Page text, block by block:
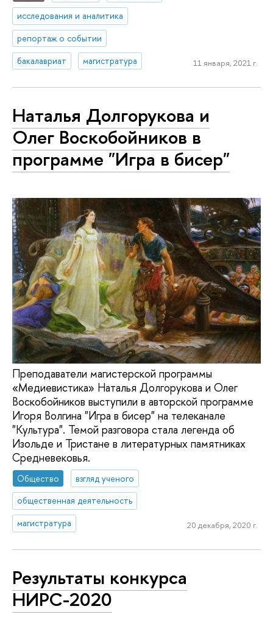
исследования и аналитика
репортаж о событии
бакалавриат
магистратура 11 января, 2021 г.
Наталья Долгорукова и
Олег Воскобойников в
программе "Игра в бисер"
Преподаватели магистерской программы
«Медиевистика» Наталья Долгорукова и Олег
Воскобойников выступили в авторской программе
Игоря Волгина "Игра в бисер" на телеканале
"Культура". Темой разговора стала легенда об
Изольде и Тристане в литературных памятниках
Средневековья.
Общество
взгляд ученого
общественная деятельность
магистратура
20 декабря, 2020 г.
Результаты конкурса
НИРС-2020